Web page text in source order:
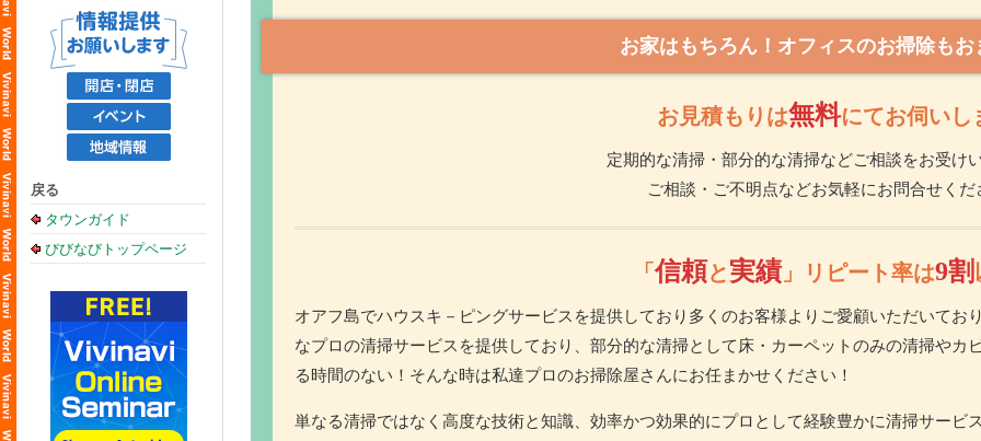
戻る
タウンガイド
びびなびトップページ
お家はもちろん！オフィスのお掃除もお
お見積もりは無料にてお伺いし
定期的な清掃・部分的な清掃などご相談をお受け
ご相談・ご不明点などお気軽にお問合せくだ
「信頼と実績」リピート率は9割
オアフ島でハウスキ－ピングサービスを提供しており多くのお客様よりご愛顧いただいてお
なプロの清掃サービスを提供しており、部分的な清掃として床・カーペットのみの清掃やカ
る時間のない！そんな時は私達プロのお掃除屋さんにお任まかせください！
単なる清掃ではなく高度な技術と知識、効率かつ効果的にプロとして経験豊かに清掃サービ